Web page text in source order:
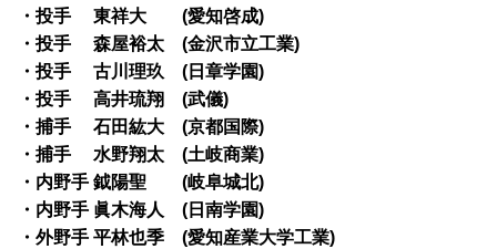
・投手 東祥大 (愛知啓成)
・投手 森屋裕太 (金沢市立工業)
・投手 古川理玖 (日章学園)
・投手 高井琉翔 (武儀)
・捕手 石田紘大 (京都国際)
・捕手 水野翔太 (土岐商業)
・内野手 鉞陽聖 (岐阜城北)
・内野手 眞木海人 (日南学園)
・外野手 平林也季 (愛知産業大学工業)